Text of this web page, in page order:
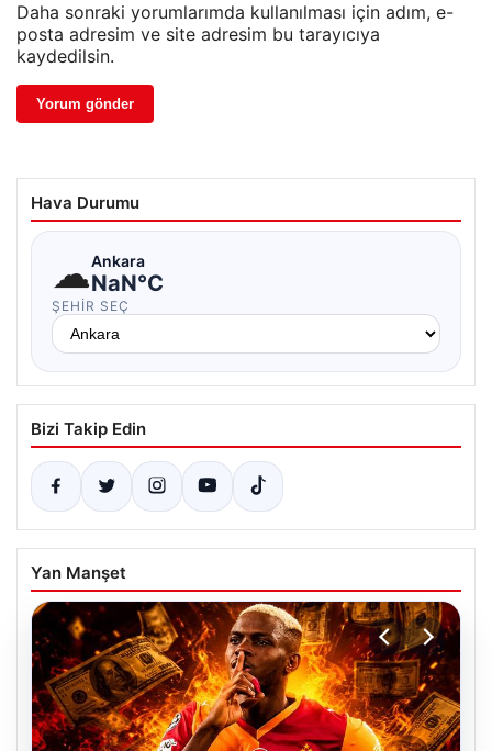
Daha sonraki yorumlarımda kullanılması için adım, e-
posta adresim ve site adresim bu tarayıcıya
kaydedilsin.
Hava Durumu
☁Ankara
NaN°C
ŞEHIR SEÇ
Bizi Takip Edin
Yan Manşet